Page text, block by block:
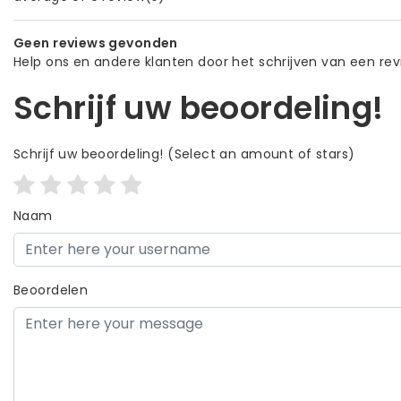
Geen reviews gevonden
Help ons en andere klanten door het schrijven van een
Schrijf uw beoordeling!
Schrijf uw beoordeling! (Select an amount of stars)
Naam
Beoordelen